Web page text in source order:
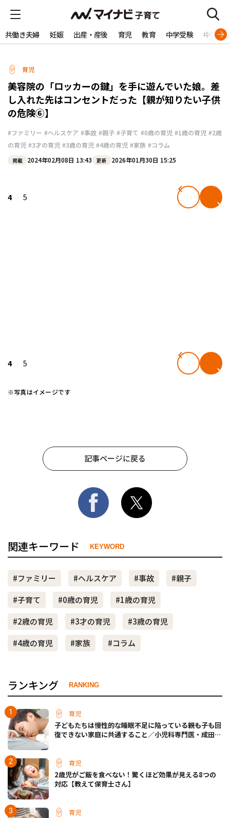
共働き夫婦 妊娠 出産・産後 育児 教育 中学受験 中学生
育児
美容院の「ロッカーの鍵」を手に遊んでいた娘。差
し入れた先はコンセントだった【親が知りたい子供
の危険⑥】
#ファミリー #ヘルスケア #事故 #親子 #子育て #0歳の育児 #1歳の育児 #2歳
の育児 #3才の育児 #3歳の育児 #4歳の育児 #家族 #コラム
掲載 2024年02月08日 13:43 更新 2026年01月30日 15:25
4 5
4 5
※写真はイメージです
記事ページに戻る
関連キーワード KEYWORD
#ファミリー #ヘルスケア #事故
#親子
#子育て
#0歳の育児
#1歳の育児
#2歳の育児
#3才の育児
#3歳の育児
#4歳の育児
#家族 #コラム
ランキング RANKING
育児
子どもたちは慢性的な睡眠不足に陥っている――親も子も回
復できない家庭に共通すること／小児科専門医・成田奈
育児
2歳児がご飯を食べない！驚くほど効果が見える8つの
対応【教えて保育士さん】
育児